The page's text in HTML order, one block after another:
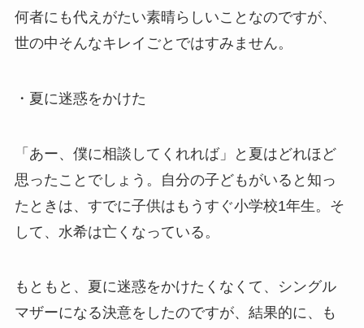
何者にも代えがたい素晴らしいことなのですが、
世の中そんなキレイごとではすみません。
・夏に迷惑をかけた
「あー、僕に相談してくれれば」と夏はどれほど
思ったことでしょう。自分の子どもがいると知っ
たときは、すでに子供はもうすぐ小学校1年生。そ
して、水希は亡くなっている。
もともと、夏に迷惑をかけたくなくて、シングル
マザーになる決意をしたのですが、結果的に、も